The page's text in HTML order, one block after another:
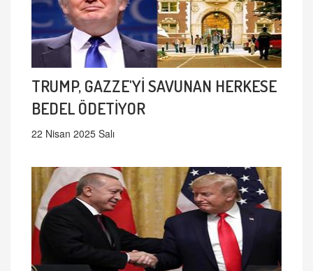
TRUMP, GAZZE'Yİ SAVUNAN HERKESE
BEDEL ÖDETİYOR
22 Nisan 2025 Salı